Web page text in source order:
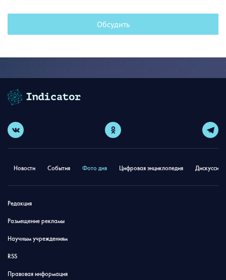
Обсудить
Новости События Фото дня Цифровая энциклопедия
Редакция
Размещение рекламы
Научным учреждениям
RSS
Правовая информация